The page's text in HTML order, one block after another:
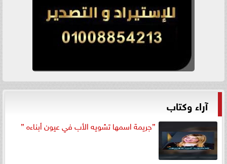
آراء وكتاب
”جريمة اسمها تشويه الأب في عيون أبناءه ”